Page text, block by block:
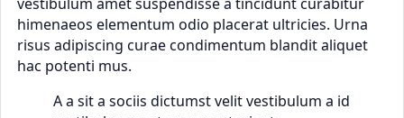
himenaeos elementum odio placerat ultricies. Urna
risus adipiscing curae condimentum blandit aliquet
hac potenti mus.
A a sit a sociis dictumst velit vestibulum a id